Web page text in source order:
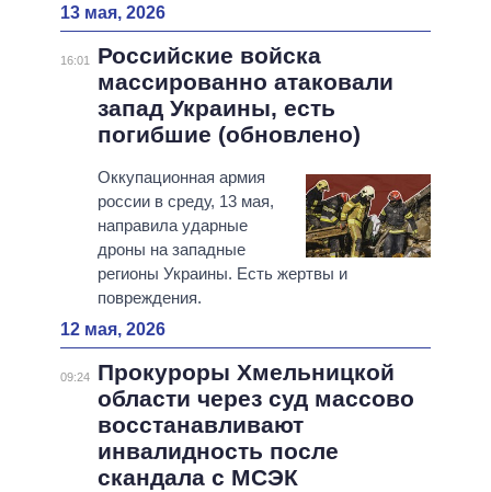
13 мая, 2026
16:01
Российские войска
массированно атаковали
запад Украины, есть
погибшие (обновлено)
Оккупационная армия
россии в среду, 13 мая,
направила ударные
дроны на западные
регионы Украины. Есть жертвы и
повреждения.
12 мая, 2026
09:24
Прокуроры Хмельницкой
области через суд массово
восстанавливают
инвалидность после
скандала с МСЭК